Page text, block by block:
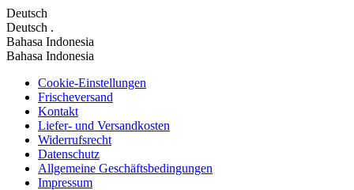
Deutsch
Deutsch .
Bahasa Indonesia
Bahasa Indonesia
Cookie-Einstellungen
Frischeversand
Kontakt
Liefer- und Versandkosten
Widerrufsrecht
Datenschutz
Allgemeine Geschäftsbedingungen
Impressum